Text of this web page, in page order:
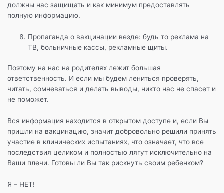
должны нас защищать и как минимум предоставлять
полную информацию.
Пропаганда о вакцинации везде: будь то реклама на
ТВ, больничные кассы, рекламные щиты.
Поэтому на нас на родителях лежит большая
ответственность. И если мы будем лениться проверять,
читать, сомневаться и делать выводы, никто нас не спасет и
не поможет.
Вся информация находится в открытом доступе и, если Вы
пришли на вакцинацию, значит добровольно решили принять
участие в клинических испытаниях, что означает, что все
последствия целиком и полностью лягут исключительно на
Ваши плечи. Готовы ли Вы так рискнуть своим ребенком?
Я – НЕТ!